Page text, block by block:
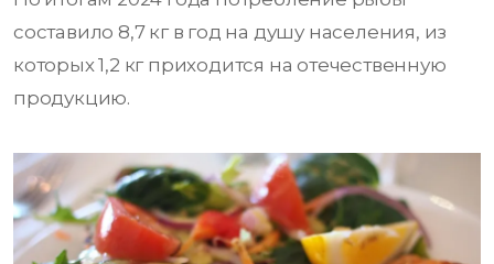
составило 8,7 кг в год на душу населения, из
которых 1,2 кг приходится на отечественную
продукцию.